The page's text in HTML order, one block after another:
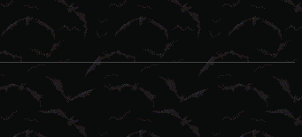
tienden a ser el idóneo campo de cultivo para